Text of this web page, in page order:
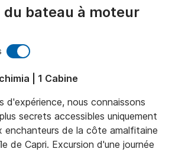
bateau à moteur
| 1 Cabine
d'expérience, nous connaissons
secrets accessibles uniquement
enchanteurs de la côte amalfitaine
de Capri. Excursion d'une journée